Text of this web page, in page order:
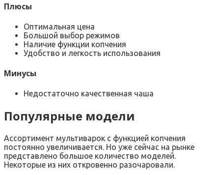
Плюсы
Оптимальная цена
Большой выбор режимов
Наличие функции копчения
Удобство и легкость использования
Минусы
Недостаточно качественная чаша
Популярные модели
Ассортимент мультиварок с функцией копчения
постоянно увеличивается. Но уже сейчас на рынке
представлено большое количество моделей.
Некоторые из них откровенно разочаровали.